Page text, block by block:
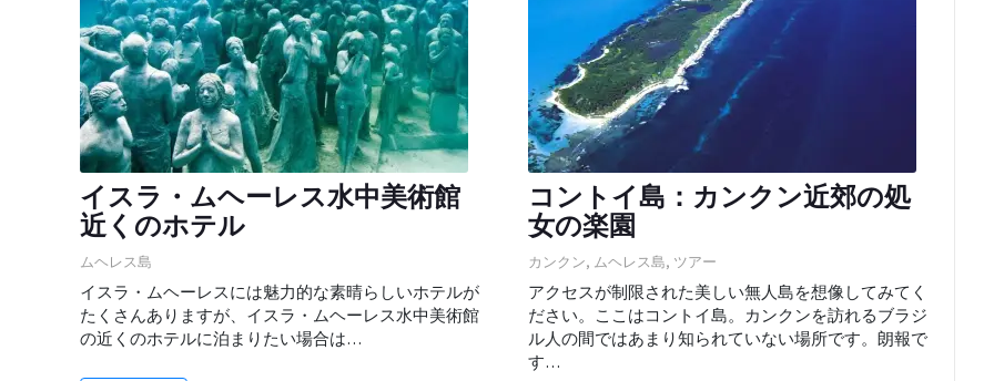
イスラ・ムヘーレス水中美術館
近くのホテル
ムヘレス島
イスラ・ムヘーレスには魅力的な素晴らしいホテルが
たくさんありますが、イスラ・ムヘーレス水中美術館
の近くのホテルに泊まりたい場合は…
コントイ島：カンクン近郊の処
女の楽園
カンクン, ムヘレス島, ツアー
アクセスが制限された美しい無人島を想像してみてく
ださい。ここはコントイ島。カンクンを訪れるブラジ
ル人の間ではあまり知られていない場所です。朗報で
す…